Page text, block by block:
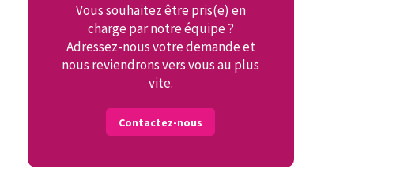
Vous souhaitez être pris(e) en
charge par notre équipe ?
Adressez-nous votre demande et
nous reviendrons vers vous au plus
vite.
Contactez-nous